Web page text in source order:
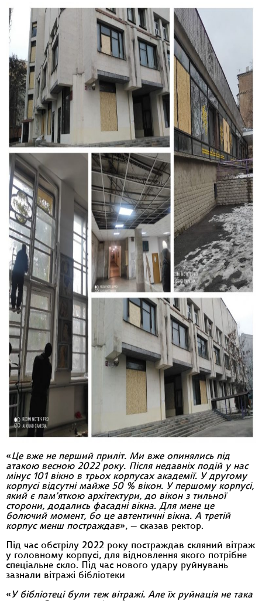
«Це вже не перший приліт. Ми вже опинялись під
атакою весною 2022 року. Після недавніх подій у нас
мінус 101 вікно в трьох корпусах академії. У другому
корпусі відсутні майже 50 % вікон. У першому корпусі,
який є пам’яткою архітектури, до вікон з тильної
сторони, додались фасадні вікна. Для мене це
болючий момент, бо це автентичні вікна. А третій
корпус менш постраждав», — сказав ректор.
Під час обстрілу 2022 року постраждав скляний вітраж
у головному корпусі, для відновлення якого потрібне
спеціальне скло. Під час нового удару руйнувань
зазнали вітражі бібліотеки
«У бібліотеці були теж вітражі. Але їх руйнація не така